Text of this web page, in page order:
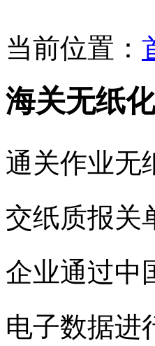
当前位置：
海关无纸
通关作业无
交纸质报关
企业通过中
电子数据进